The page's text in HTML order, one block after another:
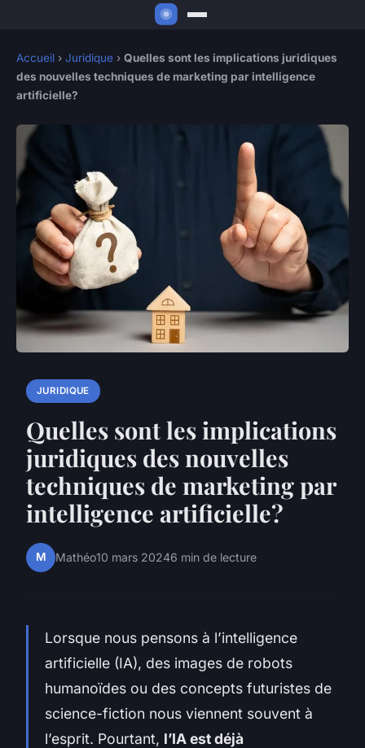
Accueil › Juridique › Quelles sont les implications juridiques
des nouvelles techniques de marketing par intelligence
artificielle?
JURIDIQUE
Quelles sont les implications
juridiques des nouvelles
techniques de marketing par
intelligence artificielle?
M Mathéo10 mars 20246 min de lecture
Lorsque nous pensons à l’intelligence
artificielle (IA), des images de robots
humanoïdes ou des concepts futuristes de
science-fiction nous viennent souvent à
l’esprit. Pourtant, l’IA est déjà